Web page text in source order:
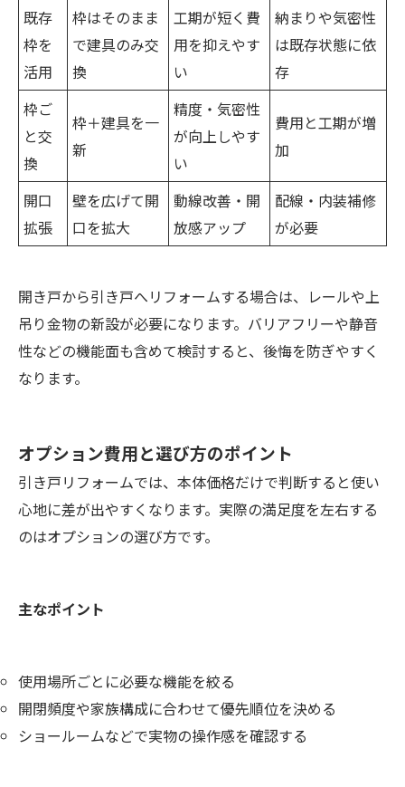
既存
枠を
活用
枠はそのまま
で建具のみ交
換
工期が短く費
用を抑えやす
い
納まりや気密性
は既存状態に依
存
枠ご
と交
換
枠＋建具を一
新
精度・気密性
が向上しやす
い
費用と工期が増
加
開口
拡張
壁を広げて開
口を拡大
動線改善・開
放感アップ
配線・内装補修
が必要
開き戸から引き戸へリフォームする場合は、レールや上
吊り金物の新設が必要になります。バリアフリーや静音
性などの機能面も含めて検討すると、後悔を防ぎやすく
なります。
オプション費用と選び方のポイント
引き戸リフォームでは、本体価格だけで判断すると使い
心地に差が出やすくなります。実際の満足度を左右する
のはオプションの選び方です。
主なポイント
使用場所ごとに必要な機能を絞る
開閉頻度や家族構成に合わせて優先順位を決める
ショールームなどで実物の操作感を確認する